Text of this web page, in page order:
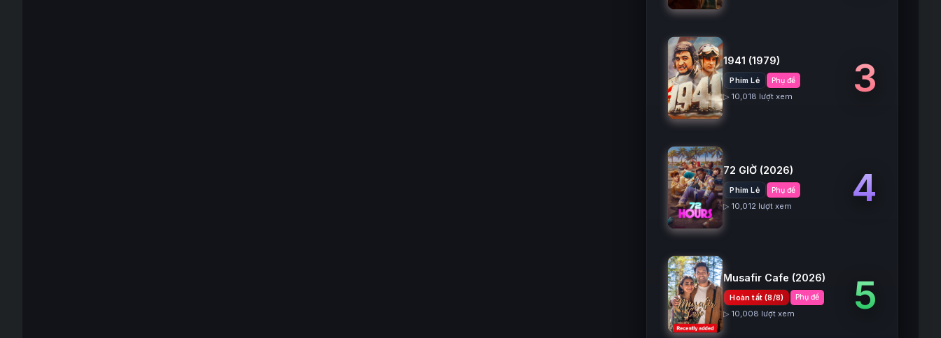
1941 (1979)
Phim Lẻ Phụ đề
▷ 10,018 lượt xem 3
72 GIỜ (2026)
Phim Lẻ Phụ đề
▷ 10,012 lượt xem 4
Musafir Cafe (2026)
Hoàn tất (8/8) Phụ đề
▷ 10,008 lượt xem 5